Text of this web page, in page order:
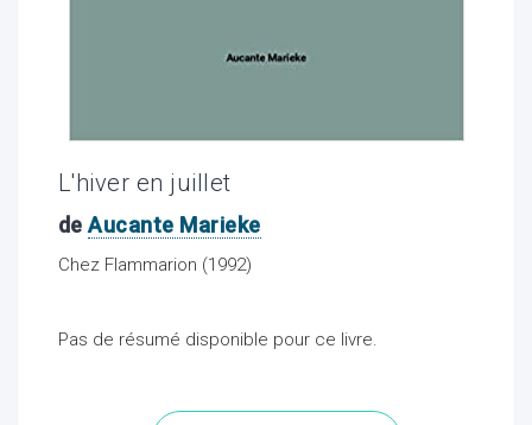
L'hiver en juillet
deAucante Marieke
Chez Flammarion (1992)
Pas de résumé disponible pour ce livre.